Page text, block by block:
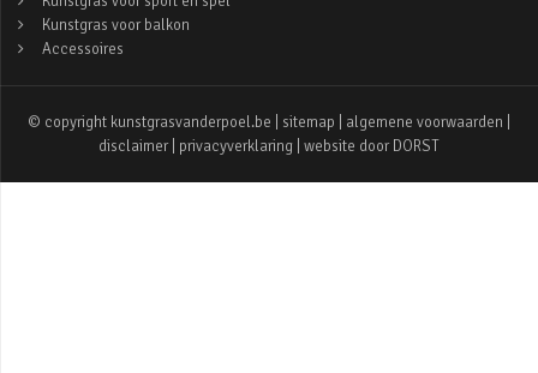
Kunstgras voor balkon
Accessoires
© copyright kunstgrasvanderpoel.be | sitemap algemene voorwaarden
disclaimer
privacyverklaring | website door DORST